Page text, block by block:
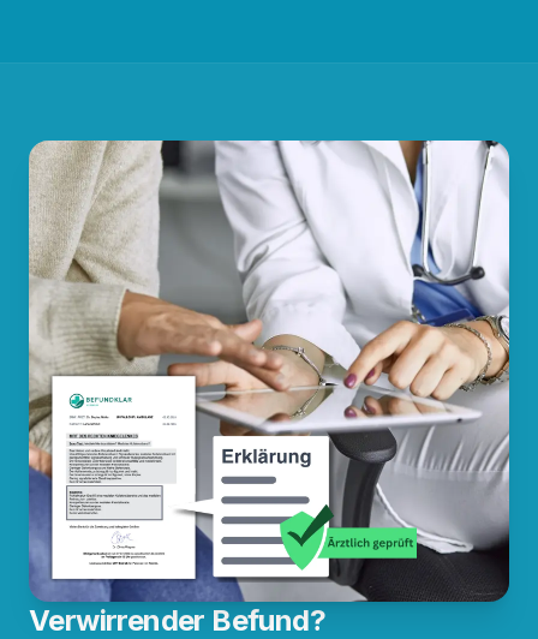
Verwirrender Befund?